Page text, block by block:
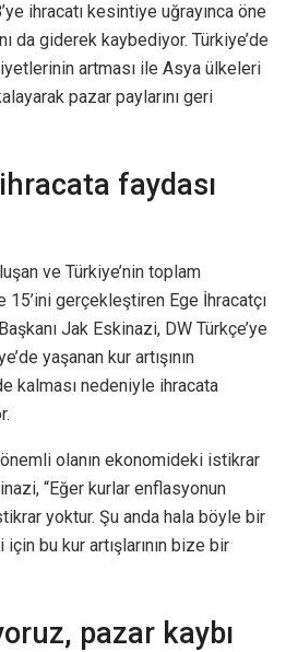
ihracatı kesintiye uğrayınca öne
da giderek kaybediyor. Türkiye’de
artması ile Asya ülkeleri
pazar paylarını geri
ihracata faydası
ve Türkiye’nin toplam
15’ini gerçekleştiren Ege İhracatçı
Jak Eskinazi, DW Türkçe’ye
yaşanan kur artışının
kalması nedeniyle ihracata
önemli olanın ekonomideki istikrar
“Eğer kurlar enflasyonun
yoktur. Şu anda hala böyle bir
bu kur artışlarının bize bir
pazar kaybı